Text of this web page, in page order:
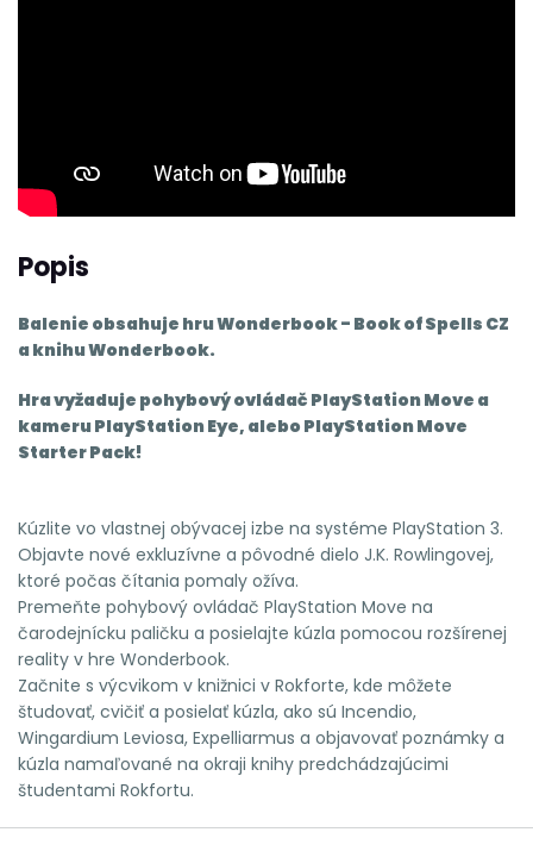
Popis
Balenie obsahuje hru Wonderbook - Book of Spells CZ
a knihu Wonderbook.
Hra vyžaduje pohybový ovládač PlayStation Move a
kameru PlayStation Eye, alebo PlayStation Move
Starter Pack!
Kúzlite vo vlastnej obývacej izbe na systéme PlayStation 3.
Objavte nové exkluzívne a pôvodné dielo J.K. Rowlingovej,
ktoré počas čítania pomaly ožíva.
Premeňte pohybový ovládač PlayStation Move na
čarodejnícku paličku a posielajte kúzla pomocou rozšírenej
reality v hre Wonderbook.
Začnite s výcvikom v knižnici v Rokforte, kde môžete
študovať, cvičiť a posielať kúzla, ako sú Incendio,
Wingardium Leviosa, Expelliarmus a objavovať poznámky a
kúzla namaľované na okraji knihy predchádzajúcimi
študentami Rokfortu.